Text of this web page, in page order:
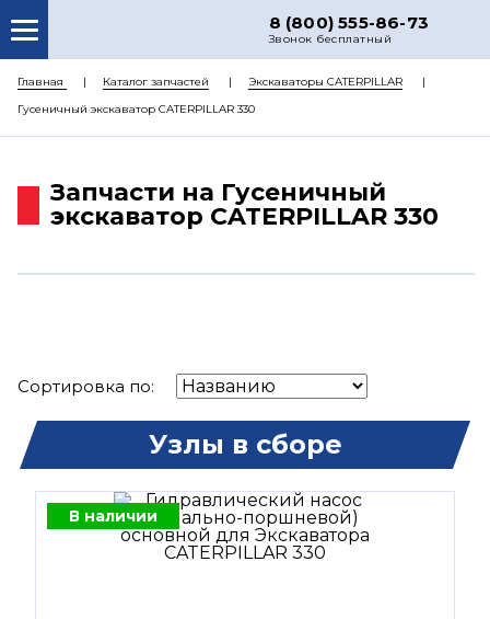
8 (800) 555-86-73
Звонок бесплатный
О НАС
КАТАЛОГ ЗАПЧАСТЕЙ
ДОСТАВКА
Главная Каталог запчастей
Экскаваторы CATERPILLAR
Гусеничный экскаватор CATERPILLAR 330
Запчасти на Гусеничный
экскаватор CATERPILLAR 330
Сортировка по:
Узлы в сборе
В наличии